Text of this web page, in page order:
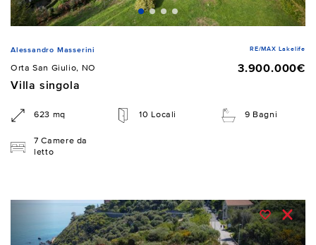
Alessandro Masserini RE/MAX Lakelife
Orta San Giulio, NO
3.900.000€
Villa singola
623 mq 10 Locali 9 Bagni
7 Camere da
letto